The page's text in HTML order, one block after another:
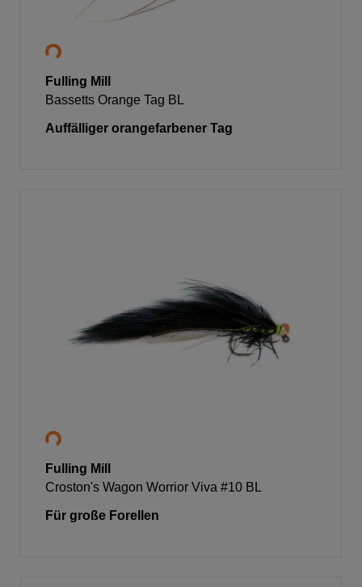
Fulling Mill
Bassetts Orange Tag BL
Auffälliger orangefarbener Tag
Fulling Mill
Croston's Wagon Worrior Viva #10 BL
Für große Forellen